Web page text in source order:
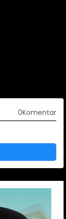
0Komentar